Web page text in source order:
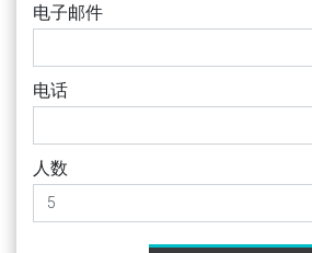
电子邮件
电话
人数